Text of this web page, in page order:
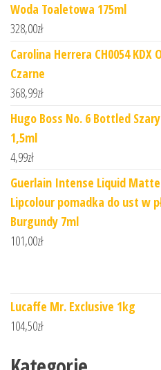
Woda Toaletowa 175ml
328,00zł
Carolina Herrera CH0054 KDX
Czarne
368,99zł
Hugo Boss No. 6 Bottled
1,5ml
4,99zł
Guerlain Intense Liquid
Lipcolour pomadka do ust w
Burgundy 7ml
101,00zł
Lucaffe Mr. Exclusive 1kg
104,50zł